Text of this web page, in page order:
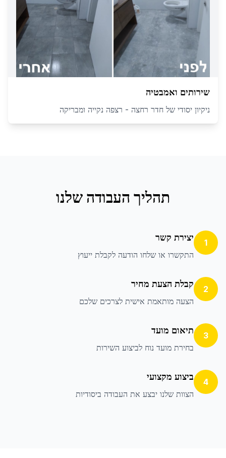
שירותים ואמבטיה
ניקיון יסודי של חדר רחצה - רצפה נקייה ומבריקה
תהליך העבודה שלנו
1 יצירת קשר
התקשרו או שלחו הודעה לקבלת ייעוץ
2 קבלת הצעת מחיר
הצעה מותאמת אישית לצרכים שלכם
3 תיאום מועד
בחירת מועד נוח לביצוע השירות
4 ביצוע מקצועי
הצוות שלנו יבצע את העבודה ביסודיות